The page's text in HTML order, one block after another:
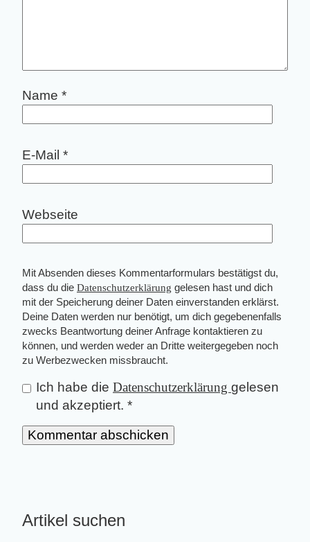
Name *
E-Mail *
Webseite
Mit Absenden dieses Kommentarformulars bestätigst du,
dass du die Datenschutzerklärung gelesen hast und dich
mit der Speicherung deiner Daten einverstanden erklärst.
Deine Daten werden nur benötigt, um dich gegebenenfalls
zwecks Beantwortung deiner Anfrage kontaktieren zu
können, und werden weder an Dritte weitergegeben noch
zu Werbezwecken missbraucht.
Ich habe die Datenschutzerklärung gelesen
und akzeptiert. *
Artikel suchen